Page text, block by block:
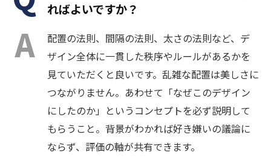
ればよいですか？
配置の法則、間隔の法則、太さの法則など、デ
ザイン全体に一貫した秩序やルールがあるかを
見ていただくと良いです。乱雑な配置は美しさに
つながりません。あわせて「なぜこのデザイン
にしたのか」というコンセプトを必ず説明して
もらうこと。背景がわかれば好き嫌いの議論に
ならず、評価の軸が共有できます。